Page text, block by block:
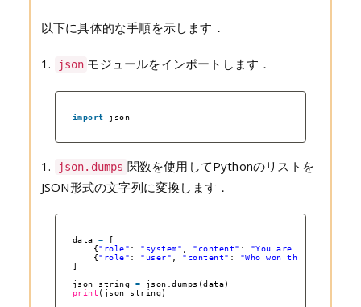
以下に具体的な手順を示します．
1. json モジュールをインポートします．
import json
1. json.dumps 関数を使用してPythonのリストを
JSON形式の文字列に変換します．
data =
[
{"role" : "system" "content" :
"You are a helpful
{"role" : "user" "content" :
"Who won the world
]
json_string =
json.dumps(data)
print (json_string)